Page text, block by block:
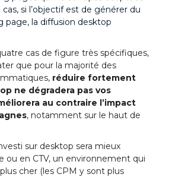
si l’objectif est de générer du
page, la diffusion desktop
cas de figure très spécifiques,
que pour la majorité des
réduire fortement
ne dégradera pas vos
au contraire l’impact
, notamment sur le haut de
sur desktop sera mieux
ou en CTV, un environnement qui
cher (les CPM y sont plus